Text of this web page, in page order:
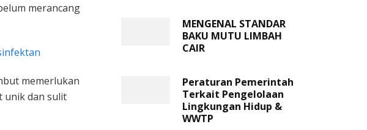
merancang
memerlukan
unik dan sulit
MENGENAL STANDAR
BAKU MUTU LIMBAH
CAIR
Peraturan Pemerintah
Terkait Pengelolaan
Lingkungan Hidup &
WWTP